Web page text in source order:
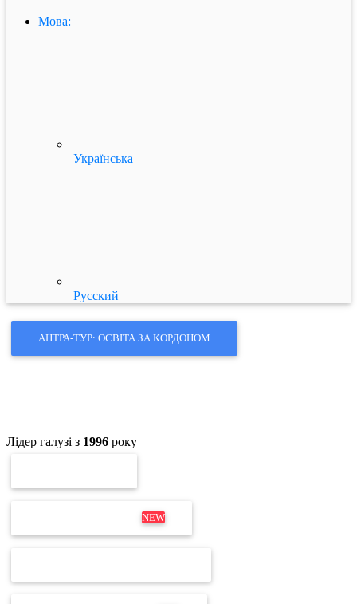
Мова:
Українська
Русский
АНТРА-ТУР: ОСВІТА ЗА КОРДОНОМ
Лідер галузі з 1996 року
ОНОВЛЕННЯ MEDOCNEW